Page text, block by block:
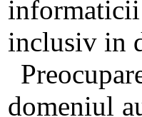
inclusiv in
domeniul